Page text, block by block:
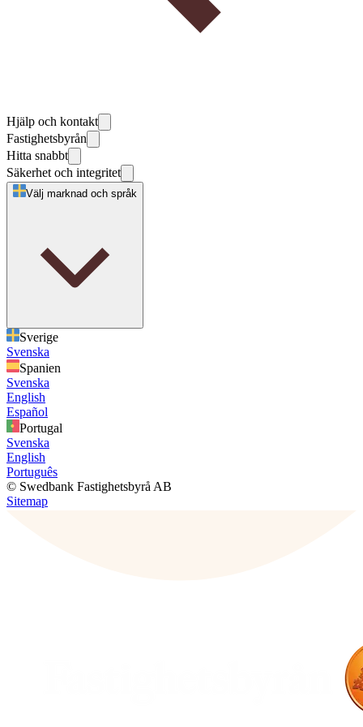
Hjälp och kontakt
Fastighetsbyrån
Hitta snabbt
Säkerhet och integritet
Välj marknad och språk
Sverige
Svenska
Spanien
Svenska
English
Español
Portugal
Svenska
English
Português
© Swedbank Fastighetsbyrå AB
Sitemap